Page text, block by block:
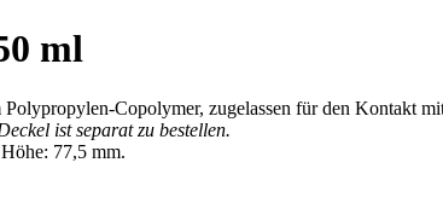
ml
Copolymer, zugelassen für den Kontakt
ist separat zu bestellen.
77,5 mm.